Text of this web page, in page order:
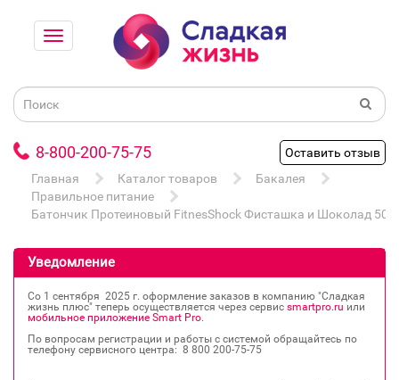
8-800-200-75-75
Оставить отзыв
Главная
Каталог товаров
Бакалея
Правильное питание
Батончик Протеиновый FitnesShock Фисташка и Шоколад 50г
Уведомление
Со 1 сентября 2025 г. оформление заказов в компанию "Сладкая
жизнь плюс" теперь осуществляется через сервис smartpro.ru или
мобильное приложение Smart Pro.
По вопросам регистрации и работы с системой обращайтесь по
телефону сервисного центра: 8 800 200‐75‐75